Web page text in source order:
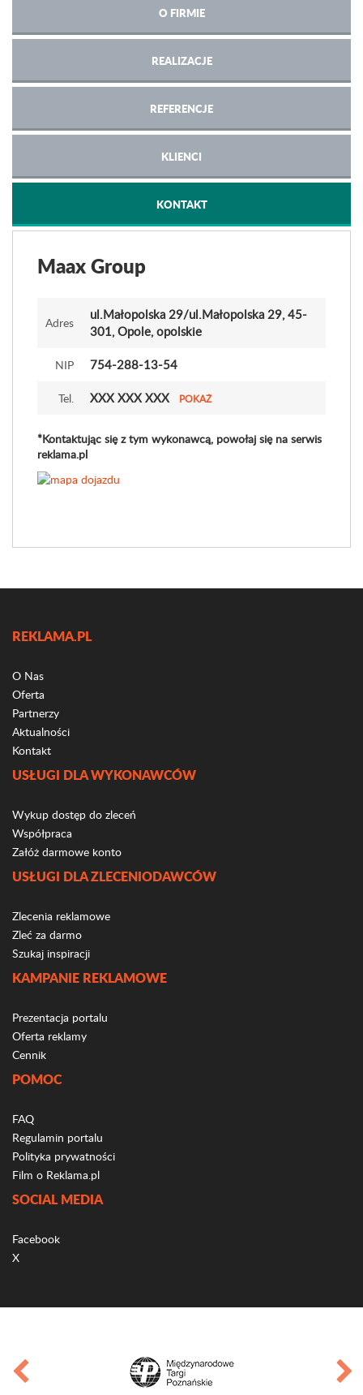
O FIRMIE
REALIZACJE
REFERENCJE
KLIENCI
KONTAKT
Maax Group
Adres
ul.Małopolska 29/ul.Małopolska 29, 45-
301, Opole, opolskie
NIP 754-288-13-54
Tel. XXX XXX XXX POKAŻ
*Kontaktując się z tym wykonawcą, powołaj się na serwis
reklama.pl
REKLAMA.PL
O Nas
Oferta
Partnerzy
Aktualności
Kontakt
USŁUGI DLA WYKONAWCÓW
Wykup dostęp do zleceń
Współpraca
Załóż darmowe konto
USŁUGI DLA ZLECENIODAWCÓW
Zlecenia reklamowe
Zleć za darmo
Szukaj inspiracji
KAMPANIE REKLAMOWE
Prezentacja portalu
Oferta reklamy
Cennik
POMOC
FAQ
Regulamin portalu
Polityka prywatności
Film o Reklama.pl
SOCIAL MEDIA
Facebook
X